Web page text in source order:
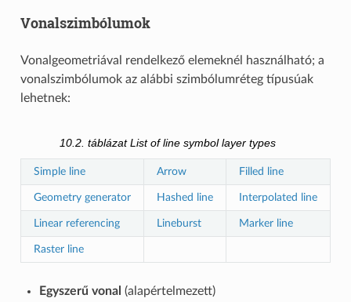
Vonalszimbólumok
Vonalgeometriával rendelkező elemeknél használható; a
vonalszimbólumok az alábbi szimbólumréteg típusúak
lehetnek:
10.2. táblázat List of line symbol layer types
Simple line Arrow Filled line
Geometry generator Hashed line Interpolated line
Linear referencing Lineburst Marker line
Raster line
Egyszerű vonal (alapértelmezett)